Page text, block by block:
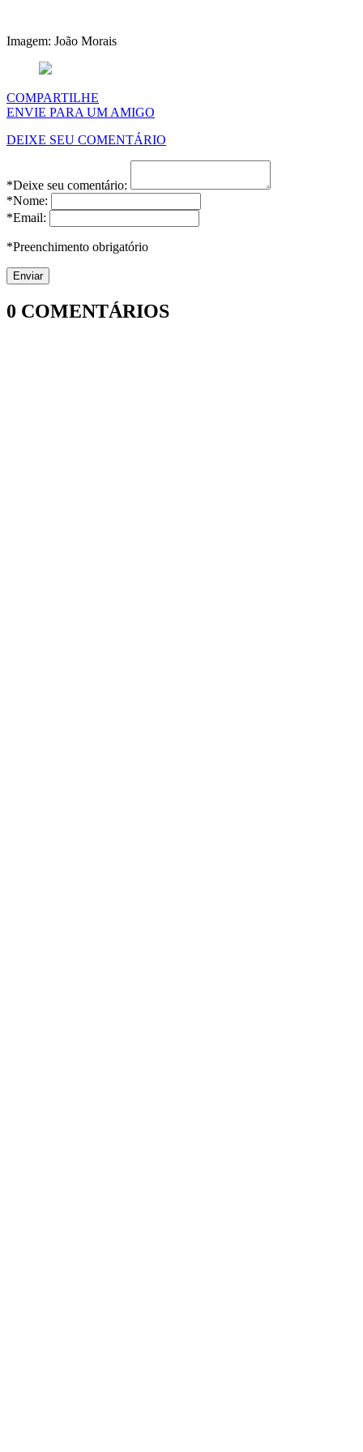
Imagem: João Morais
COMPARTILHE
ENVIE PARA UM AMIGO
DEIXE SEU COMENTÁRIO
*Deixe seu comentário:
*Nome:
*Email:
*Preenchimento obrigatório
0 COMENTÁRIOS